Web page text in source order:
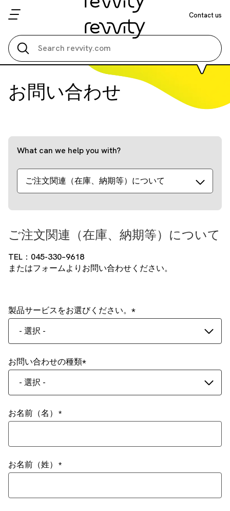
Contact us
お問い合わせ
What can we help you with?
ご注文関連（在庫、納期等）について
ご注文関連（在庫、納期等）について
TEL：045-330–9618
またはフォームよりお問い合わせください。
製品サービスをお選びください。
- 選択 -
お問い合わせの種類
- 選択 -
お名前（名）
お名前（姓）